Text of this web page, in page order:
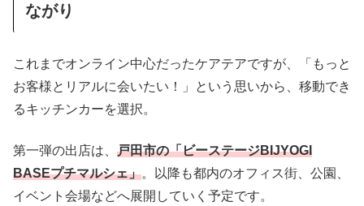
ながり
これまでオンライン中心だったケアテアですが、「もっと
お客様とリアルに会いたい！」という思いから、移動でき
るキッチンカーを選択。
第一弾の出店は、 戸田市の「ビーステージBIJYOGI
BASEプチマルシェ」。以降も都内のオフィス街、公園、
イベント会場などへ展開していく予定です。